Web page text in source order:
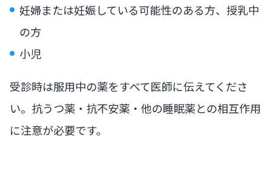
妊婦または妊娠している可能性のある方、授乳中
の方
小児
受診時は服用中の薬をすべて医師に伝えてくださ
い。抗うつ薬・抗不安薬・他の睡眠薬との相互作用
に注意が必要です。